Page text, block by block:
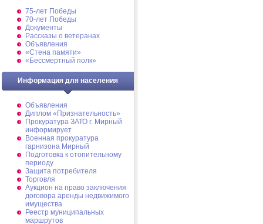
75-лет Победы
70-лет Победы
Документы
Рассказы о ветеранах
Объявления
«Стена памяти»
«Бессмертный полк»
Информация для населения
Объявления
Диплом «Признательность»
Прокуратура ЗАТО г. Мирный
информирует
Военная прокуратура
гарнизона Мирный
Подготовка к отопительному
периоду
Защита потребителя
Торговля
Аукцион на право заключения
договора аренды недвижимого
имущества
Реестр муниципальных
маршрутов